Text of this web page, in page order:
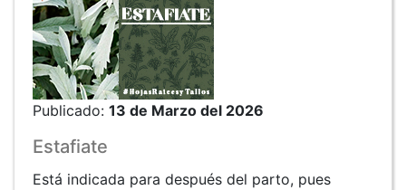
Publicado: 13 de Marzo del 2026
Estafiate
Está indicada para después del parto, pues